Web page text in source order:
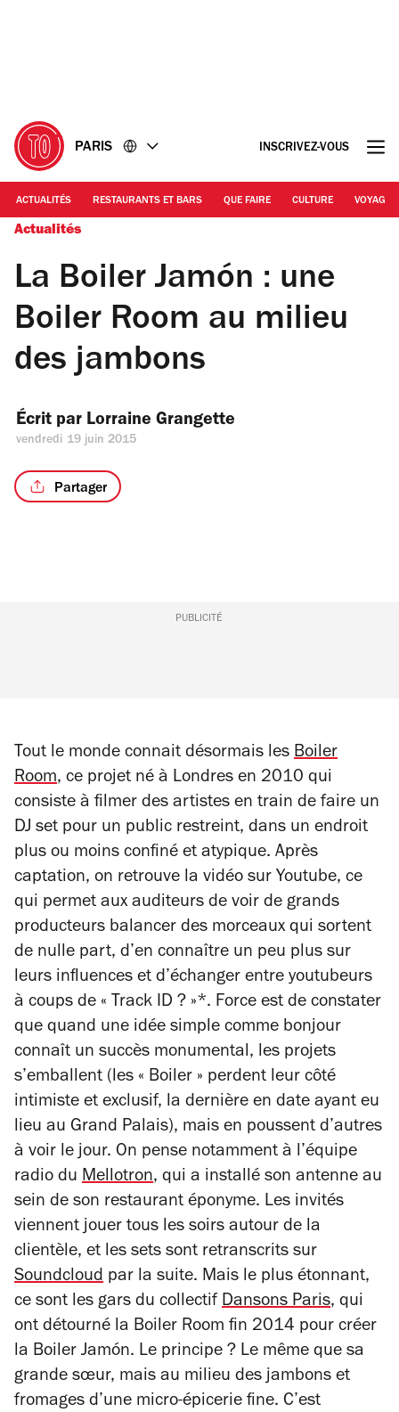
PARIS INSCRIVEZ-VOUS
ACTUALITÉS RESTAURANTS ET BARS QUE FAIRE CULTURE VOYAGE
Actualités
La Boiler Jamón : une
Boiler Room au milieu
des jambons
Écrit par Lorraine Grangette
vendredi 19 juin 2015
Partager
PUBLICITÉ
Tout le monde connait désormais les Boiler
Room, ce projet né à Londres en 2010 qui
consiste à filmer des artistes en train de faire un
DJ set pour un public restreint, dans un endroit
plus ou moins confiné et atypique. Après
captation, on retrouve la vidéo sur Youtube, ce
qui permet aux auditeurs de voir de grands
producteurs balancer des morceaux qui sortent
de nulle part, d’en connaître un peu plus sur
leurs influences et d’échanger entre youtubeurs
à coups de « Track ID ? »*. Force est de constater
que quand une idée simple comme bonjour
connaît un succès monumental, les projets
s’emballent (les « Boiler » perdent leur côté
intimiste et exclusif, la dernière en date ayant eu
lieu au Grand Palais), mais en poussent d’autres
à voir le jour. On pense notamment à l’équipe
radio du Mellotron, qui a installé son antenne au
sein de son restaurant éponyme. Les invités
viennent jouer tous les soirs autour de la
clientèle, et les sets sont retranscrits sur
Soundcloud par la suite. Mais le plus étonnant,
ce sont les gars du collectif Dansons Paris, qui
ont détourné la Boiler Room fin 2014 pour créer
la Boiler Jamón. Le principe ? Le même que sa
grande sœur, mais au milieu des jambons et
fromages d’une micro-épicerie fine. C’est